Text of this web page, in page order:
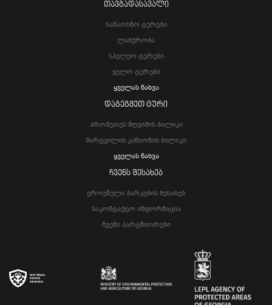
ᲗᲐᲕᲒᲐᲓᲐᲡᲐᲕᲐᲚᲘ
Სანაოსნო Ტურები
Ლაშქრობა
Სპელეო Ტურები
Ველო Ტურები
Ყველას Ნახვა
ᲓᲐᲒᲔᲒᲛᲔᲗ ᲢᲣᲠᲘ
Პრომეთეს Მღვიმის Ბილიკი
Მარტვილის Კანიონის Ბილიკი
Ყველას Ნახვა
ᲩᲕᲔᲜᲡ ᲨᲔᲡᲐᲮᲔᲑ
Ეროვნული Პარკების Შესახებ
Საკონტაქტო Ინფორმაცია
Ჩვენი Პარტნიორები